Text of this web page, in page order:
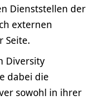
Dienststellen der
externen
Seite.
Diversity
dabei die
sowohl in ihrer